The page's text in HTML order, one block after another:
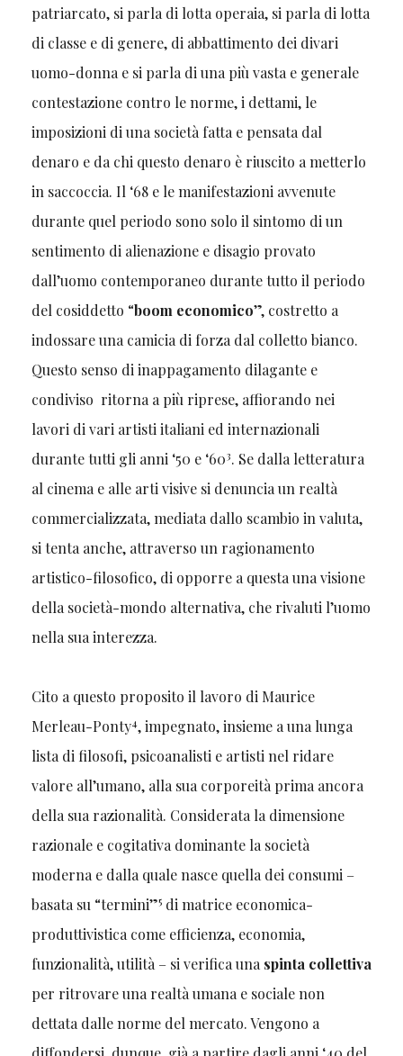
patriarcato, si parla di lotta operaia, si parla di lotta
di classe e di genere, di abbattimento dei divari
uomo-donna e si parla di una più vasta e generale
contestazione contro le norme, i dettami, le
imposizioni di una società fatta e pensata dal
denaro e da chi questo denaro è riuscito a metterlo
in saccoccia. Il ‘68 e le manifestazioni avvenute
durante quel periodo sono solo il sintomo di un
sentimento di alienazione e disagio provato
dall’uomo contemporaneo durante tutto il periodo
del cosiddetto “boom economico”, costretto a
indossare una camicia di forza dal colletto bianco.
Questo senso di inappagamento dilagante e
condiviso ritorna a più riprese, affiorando nei
lavori di vari artisti italiani ed internazionali
durante tutti gli anni ‘50 e ‘603. Se dalla letteratura
al cinema e alle arti visive si denuncia un realtà
commercializzata, mediata dallo scambio in valuta,
si tenta anche, attraverso un ragionamento
artistico-filosofico, di opporre a questa una visione
della società-mondo alternativa, che rivaluti l’uomo
nella sua interezza.
Cito a questo proposito il lavoro di Maurice
Merleau-Ponty4, impegnato, insieme a una lunga
lista di filosofi, psicoanalisti e artisti nel ridare
valore all’umano, alla sua corporeità prima ancora
della sua razionalità. Considerata la dimensione
razionale e cogitativa dominante la società
moderna e dalla quale nasce quella dei consumi –
basata su “termini”5di matrice economica-
produttivistica come efficienza, economia,
funzionalità, utilità – si verifica unaspinta collettiva
per ritrovare una realtà umana e sociale non
dettata dalle norme del mercato. Vengono a